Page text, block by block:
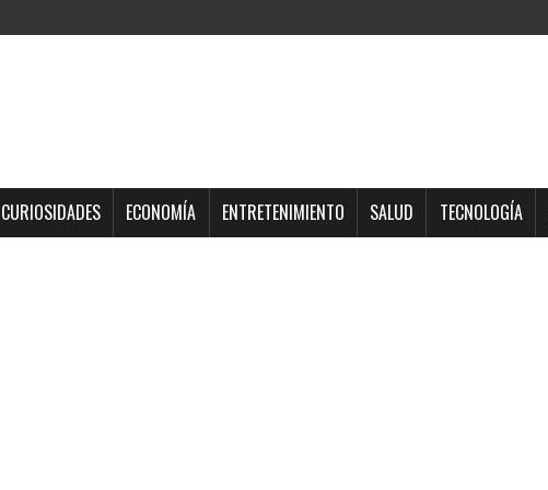
CURIOSIDADES ECONOMÍA ENTRETENIMIENTO SALUD TECNOLOGÍA